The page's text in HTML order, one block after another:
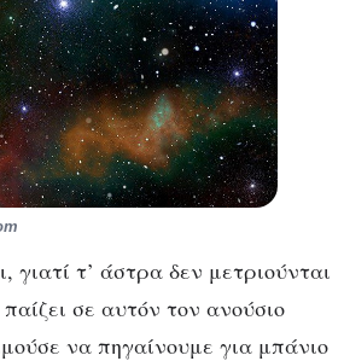
τ’ άστρα δεν μετριούνται
σε αυτόν τον ανούσιο
να πηγαίνουμε για μπάνιο